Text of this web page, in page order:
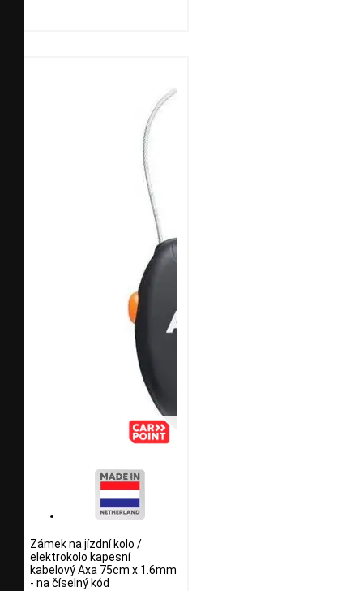
Zámek na jízdní kolo /
elektrokolo kapesní
kabelový Axa 75cm x 1.6mm
- na číselný kód